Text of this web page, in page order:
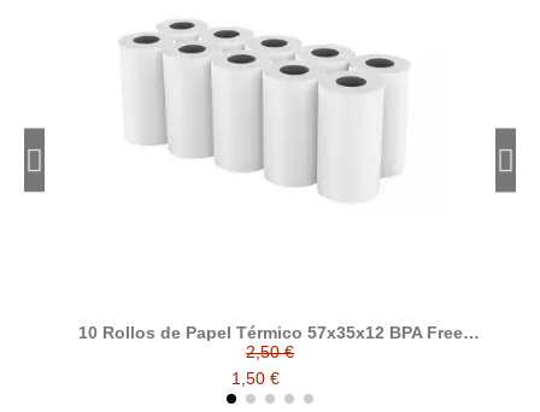
10 Rollos de Papel Térmico 57x35x12 BPA Free
FSCP para TPV y Datáfonos
2,50 €
1,50 €